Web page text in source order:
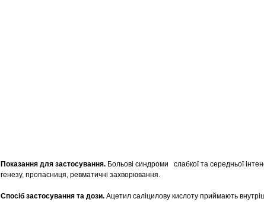
Показання для застосування. Больові синдроми слабкої та середньої
генезу, пропасниця, ревматичні захворювання.
Спосіб застосування та дози. Ацетил саліцилову кислоту приймають